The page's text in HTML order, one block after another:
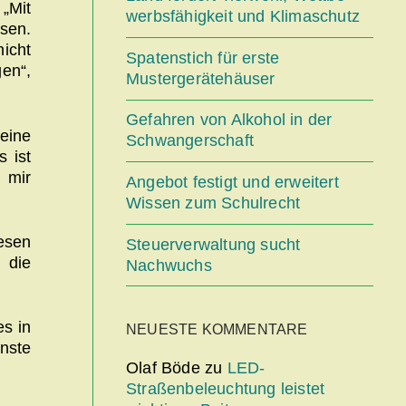
ist
mir
die
in
werbsfähigkeit und Klimaschutz
Spatenstich für erste
Mustergerätehäuser
Gefahren von Alkohol in der
Schwangerschaft
Angebot festigt und erweitert
Wissen zum Schulrecht
Steuerverwaltung sucht
Nachwuchs
NEUESTE KOMMENTARE
Olaf Bödezu LED-
Straßenbeleuchtung leistet